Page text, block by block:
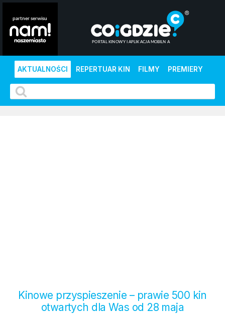
AKTUALNOŚCI REPERTUAR KIN FILMY PREMIERY
Kinowe przyspieszenie – prawie 500 kin
otwartych dla Was od 28 maja